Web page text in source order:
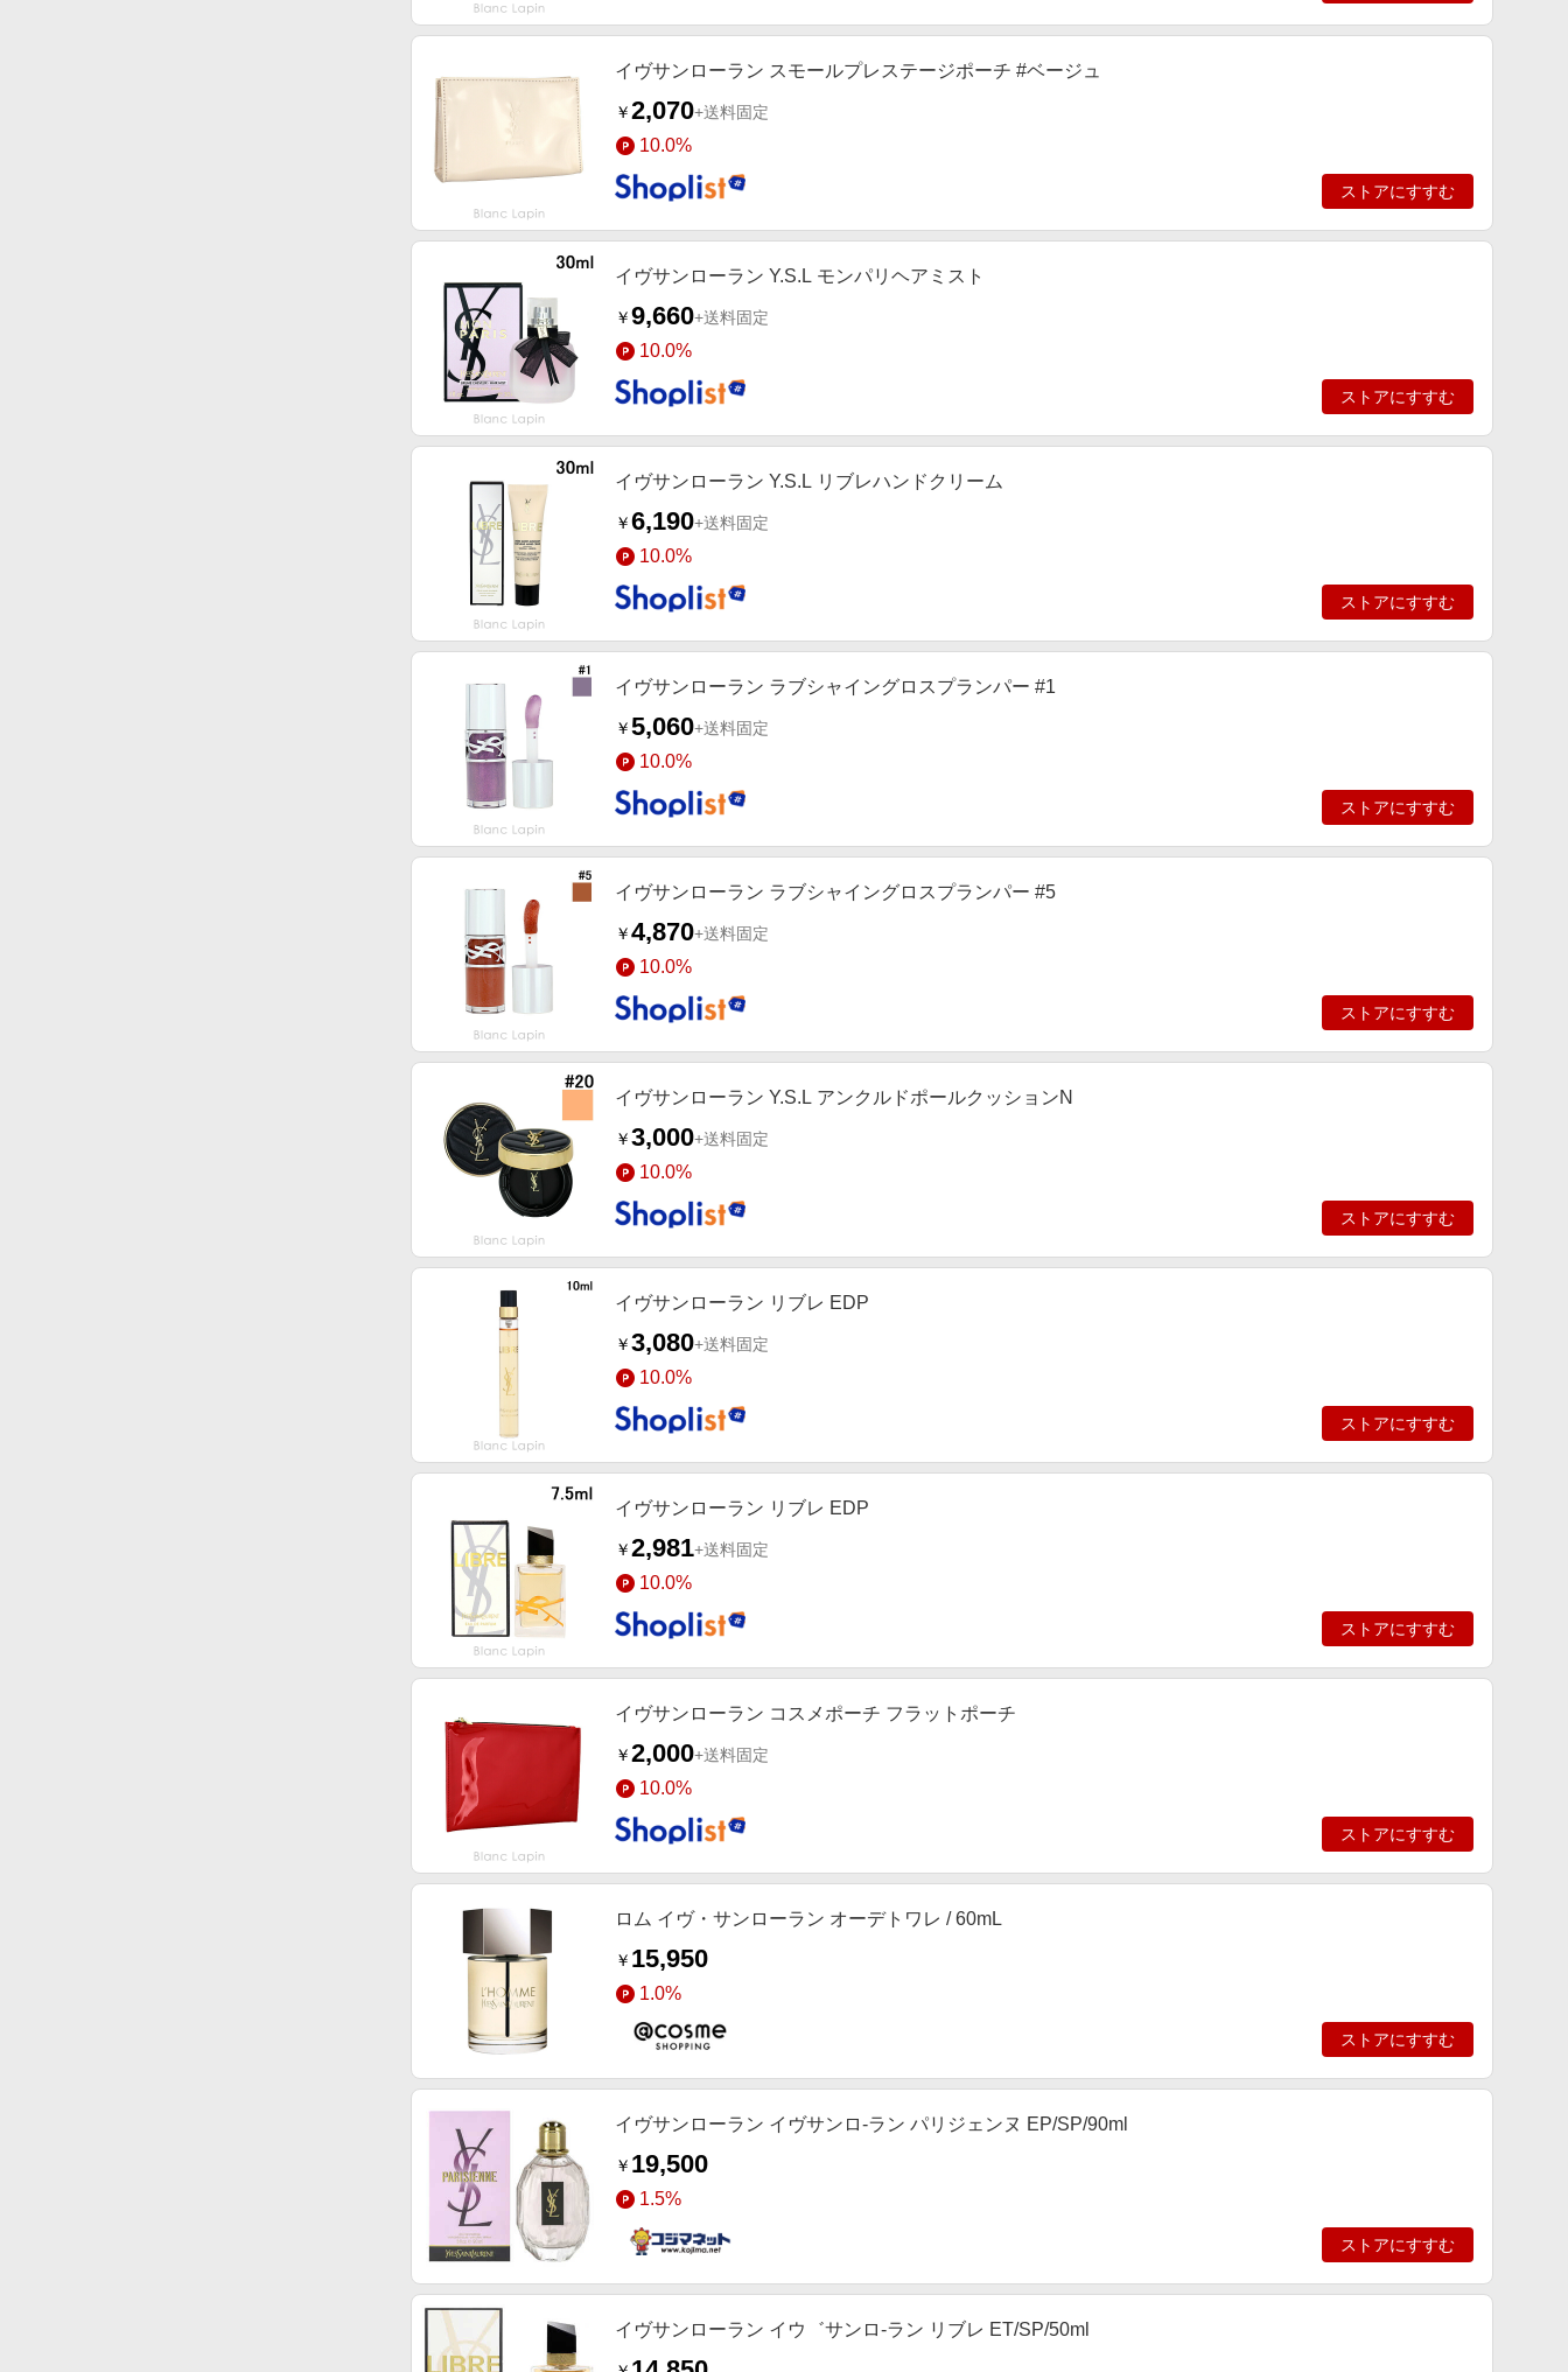
イヴサンローラン スモールプレステージポーチ #ベージュ
￥2,070+送料固定
10.0%
ストアにすすむ
イヴサンローラン Y.S.L モンパリヘアミスト
￥9,660+送料固定
10.0%
ストアにすすむ
イヴサンローラン Y.S.L リブレハンドクリーム
￥6,190+送料固定
10.0%
ストアにすすむ
イヴサンローラン ラブシャイングロスプランパー #1
￥5,060+送料固定
10.0%
ストアにすすむ
イヴサンローラン ラブシャイングロスプランパー #5
￥4,870+送料固定
10.0%
ストアにすすむ
イヴサンローラン Y.S.L アンクルドポールクッションN
￥3,000+送料固定
10.0%
ストアにすすむ
イヴサンローラン リブレ EDP
￥3,080+送料固定
10.0%
ストアにすすむ
イヴサンローラン リブレ EDP
￥2,981+送料固定
10.0%
ストアにすすむ
イヴサンローラン コスメポーチ フラットポーチ
￥2,000+送料固定
10.0%
ストアにすすむ
ロム イヴ・サンローラン オーデトワレ / 60mL
￥ 15,950
1.0%
ストアにすすむ
イヴサンローラン イヴサンロ-ラン パリジェンヌ EP/SP/90ml
￥ 19,500
1.5%
ストアにすすむ
イヴサンローラン イウ゛サンロ-ラン リブレ ET/SP/50ml